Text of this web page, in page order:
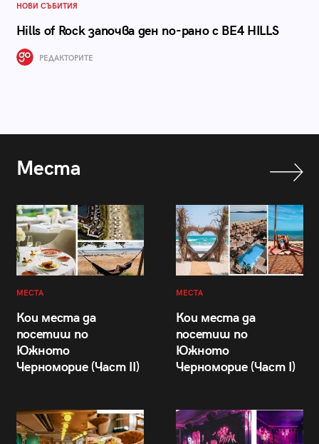
НОВИ СЪБИТИЯ
Hills of Rock започва ден по-рано с BE4 HILLS
РЕДАКТОРИТЕ
Места
МЕСТА
Кои места да
посетиш по
Южното
Черноморие (Част II)
МЕСТА
Кои места да
посетиш по
Южното
Черноморие (Част I)